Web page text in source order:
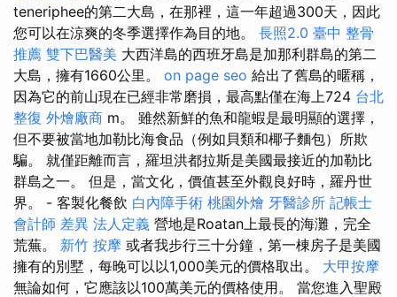
teneriphee的第二大島，在那裡，這一年超過300天，因此
您可以在涼爽的冬季選擇作為目的地。 長照2.0 臺中 整骨
推薦 雙下巴醫美 大西洋島的西班牙島是加那利群島的第二
大島，擁有1660公里。 on page seo 給出了舊島的暱稱，
因為它的前山現在已經非常磨損，最高點僅在海上724 台北
整復 外燴廠商 m。 雖然新鮮的魚和龍蝦是最明顯的選擇，
但不要被當地加勒比海食品（例如貝類和椰子麵包）所欺
騙。 就僅距離而言，羅坦洪都拉斯是美國最接近的加勒比
群島之一。 但是，當文化，價值甚至外觀良好時，羅丹世
界。 - 客製化餐飲 白內障手術 桃園外燴 牙醫診所 記帳士
會計師 差異 法人定義 營地是Roatan上最長的海灘，完全
荒蕪。 新竹 按摩 或者我步行三十分鐘，第一棟房子是美國
擁有的別墅，每晚可以以1,000美元的價格取出。 大甲按摩
無論如何，它應該以100萬美元的價格使用。 當您進入聖殿